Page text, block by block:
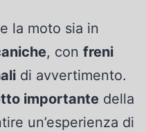
la moto sia in
, con freni
di avvertimento.
importante della
un’esperienza di